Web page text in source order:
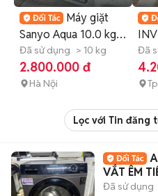
Máy giặt
Sanyo Aqua 10.0 kg
inverter,giặt vắt êm
Đã sử dụng > 10 kg
2.800.000 đ
Hà Nội
Đã
Lọc với Tin đăng
VẮT ÊM
Đã sử dụng